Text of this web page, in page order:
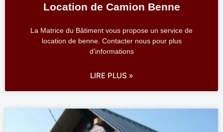
Location de Camion Benne
La Matrice du Bâtiment vous propose un service de
location de benne. Contacter nous pour plus
d’informations
LIRE PLUS »